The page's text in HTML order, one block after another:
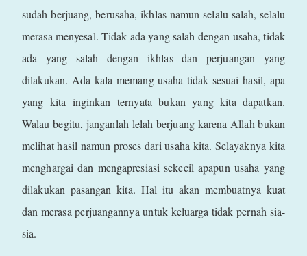
sudah berjuang, berusaha, ikhlas namun selalu salah, selalu
merasa menyesal. Tidak ada yang salah dengan usaha, tidak
ada yang salah dengan ikhlas dan perjuangan yang
dilakukan. Ada kala memang usaha tidak sesuai hasil, apa
yang kita inginkan ternyata bukan yang kita dapatkan.
Walau begitu, janganlah lelah berjuang karena Allah bukan
melihat hasil namun proses dari usaha kita. Selayaknya kita
menghargai dan mengapresiasi sekecil apapun usaha yang
dilakukan pasangan kita. Hal itu akan membuatnya kuat
dan merasa perjuangannya untuk keluarga tidak pernah sia-
sia.